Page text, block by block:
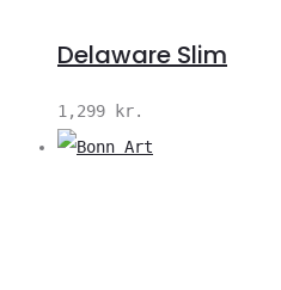
Delaware Slim
1,299 kr.